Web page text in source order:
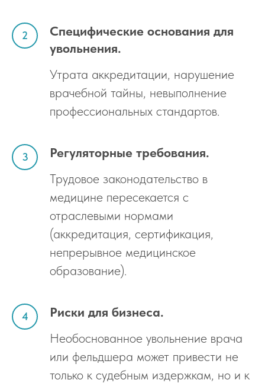
Специфические основания для
увольнения.
Утрата аккредитации, нарушение
врачебной тайны, невыполнение
профессиональных стандартов.
Регуляторные требования.
Трудовое законодательство в
медицине пересекается с
отраслевыми нормами
(аккредитация, сертификация,
непрерывное медицинское
образование).
Риски для бизнеса.
Необоснованное увольнение врача
или фельдшера может привести не
только к судебным издержкам, но и к